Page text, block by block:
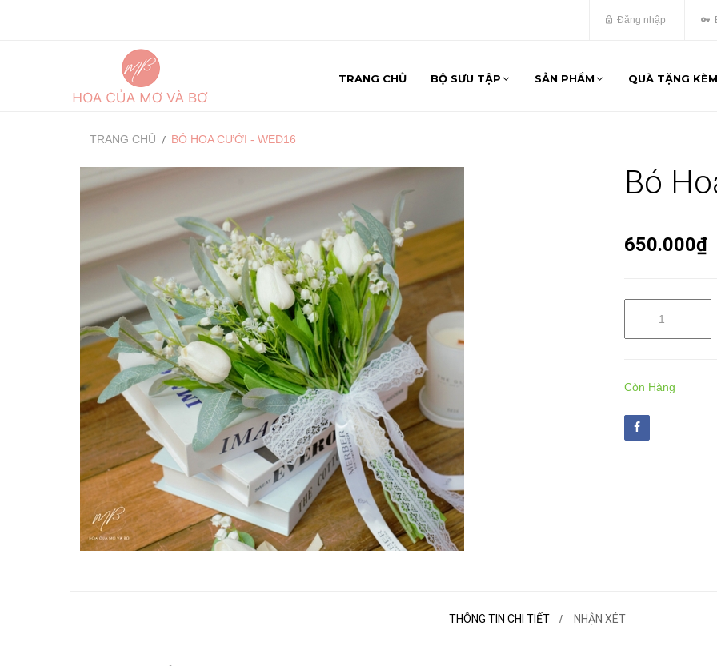
Đăng nhập
TRANG CHỦ BỘ SƯU TẬP SẢN PHẨM QUÀ TẶNG KÈM
TRANG CHỦ BÓ HOA CƯỚI - WED16
Bó
650.000₫
Còn Hàng
THÔNG TIN CHI TIẾT NHẬN XÉT